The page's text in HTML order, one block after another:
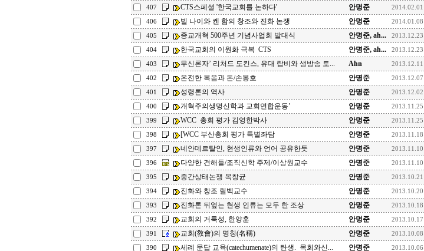
407 CTS스페셜 '한국교회를 논하다' 안명준 2014.02.01
406 빌 나이와 켄 함의 창조와 진화 논쟁 안명준 2014.01.08
405 종교개혁 500주년 기념사업회 발대식 안명준, ah... 2013.12.23
404 한국교회의 이원화 극복 CTS 안명준, ah... 2013.12.23
403 무신론자’ 리처드 도킨스, 유대 랍비와 생방송 토... Ahn 2013.12.11
402 온전한 복음과 돈/손봉호 안명준 2013.12.07
401 성령론의 역사 안명준 2013.12.02
400 개혁주의생명신학과 교회연합운동’ 안명준 2013.11.25
399 WCC 총회 평가 김영한박사 안명준 2013.11.25
398 [WCC 부산총회 평가 특별좌담 안명준 2013.11.18
397 네안데르탈인, 현생인류와 언어 공유한듯 안명준 2013.11.10
396 다양한 견해들/조직신학 주제/이상원교수 안명준 2013.11.10
395 중간상태논쟁 목창균 안명준 2013.10.21
394 진화와 창조 릴벡교수 안명준 2013.10.20
393 진화론 뒤엎는 현생 인류는 모두 한 조상 안명준 2013.10.18
392 교회의 거룩성, 한양훈 안명준 2013.10.17
391 교회(敎會)의 명칭(名稱) 안명준 2013.10.08
390 세례 문답 교육(catechumenate)의 탄생. 목회와신... 안명준 2013.10.06